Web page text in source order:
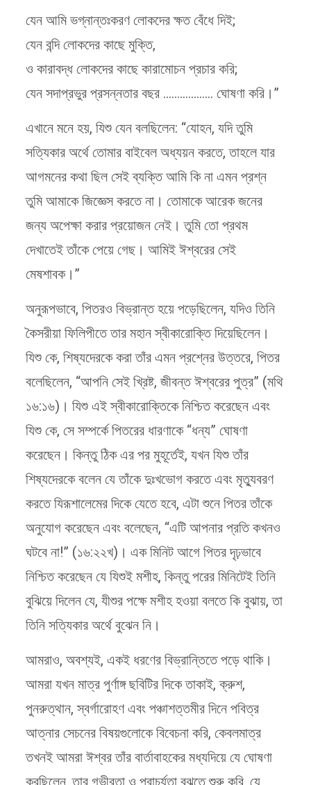
যেন আমি ভগ্নান্তঃকরণ লোকদের ক্ষত বেঁধে দিই;
যেন বন্দি লোকদের কাছে মুক্তি,
ও কারাবদ্ধ লোকদের কাছে কারামোচন প্রচার করি;
যেন সদাপ্রভুর প্রসন্নতার বছর ……………… ঘোষণা করি।”
এখানে মনে হয়, যিশু যেন বলছিলেন: “যোহন, যদি তুমি
সত্যিকার অর্থে তোমার বাইবেল অধ্যয়ন করতে, তাহলে যার
আগমনের কথা ছিল সেই ব্যক্তি আমি কি না এমন প্রশ্ন
তুমি আমাকে জিজ্ঞেস করতে না। তোমাকে আরেক জনের
জন্য অপেক্ষা করার প্রয়োজন নেই। তুমি তো প্রথম
দেখাতেই তাঁকে পেয়ে গেছ। আমিই ঈশ্বরের সেই
মেষশাবক।”
অনুরূপভাবে, পিতরও বিভ্রান্ত হয়ে পড়েছিলেন, যদিও তিনি
কৈসরীয়া ফিলিপীতে তার মহান স্বীকারোক্তি দিয়েছিলেন।
যিশু কে, শিষ্যদেরকে করা তাঁর এমন প্রশ্নের উত্তরে, পিতর
বলেছিলেন, “আপনি সেই খ্রিষ্ট, জীবন্ত ঈশ্বরের পুত্র” (মথি
১৬:১৬)। যিশু এই স্বীকারোক্তিকে নিশ্চিত করেছেন এবং
যিশু কে, সে সম্পর্কে পিতরের ধারণাকে “ধন্য” ঘোষণা
করেছেন। কিন্তু ঠিক এর পর ‍মুহূর্তেই, যখন যিশু তাঁর
শিষ্যদেরকে বলেন যে তাঁকে দুঃখভোগ করতে এবং মৃত্যুবরণ
করতে যিরূশালেমের দিকে যেতে হবে, এটা শুনে পিতর তাঁকে
অনুযোগ করেছেন এবং বলেছেন, “এটি আপনার প্রতি কখনও
ঘটবে না!” (১৬:২২খ)। এক মিনিট আগে পিতর দৃঢ়ভাবে
নিশ্চিত করেছেন যে যিশুই মশীহ, কিন্তু পরের মিনিটেই তিনি
বুঝিয়ে দিলেন যে, যীশুর পক্ষে মশীহ হওয়া বলতে কি বুঝায়, তা
তিনি সত্যিকার অর্থে বুঝেন নি।
আমরাও, অবশ্যই, একই ধরণের বিভ্রান্তিতে পড়ে থাকি।
আমরা যখন মাত্র পুর্ণাঙ্গ ছবিটির দিকে তাকাই, ক্রুশ,
পুনরুত্থান, স্বর্গারোহণ এবং পঞ্চাশত্তমীর দিনে পবিত্র
আত্নার সেচনের বিষয়গুলোকে বিবেচনা করি, কেবলমাত্র
তখনই আমরা ঈশ্বর তাঁর বার্তাবাহকের মধ্যদিয়ে যে ঘোষণা
করছিলেন, তার গভীরতা ও প্রাচুর্যতা বুঝতে শুরু করি, যে